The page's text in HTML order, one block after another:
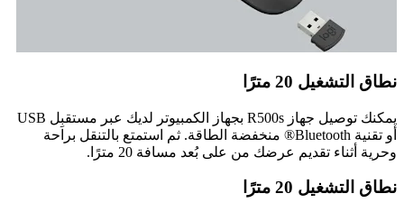
نطاق التشغيل 20 مترًا
يمكنك توصيل جهاز R500s بجهاز الكمبيوتر لديك عبر مستقبِل USB
أو تقنية Bluetooth® منخفضة الطاقة. ثم استمتع بالتنقل براحة
وحرية أثناء تقديم عرضك من على بُعد مسافة 20 مترًا.
نطاق التشغيل 20 مترًا